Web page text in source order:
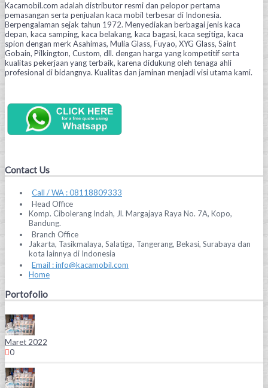
Kacamobil.com adalah distributor resmi dan pelopor pertama
pemasangan serta penjualan kaca mobil terbesar di Indonesia.
Berpengalaman sejak tahun 1972. Menyediakan berbagai jenis kaca
depan, kaca samping, kaca belakang, kaca bagasi, kaca segitiga, kaca
spion dengan merk Asahimas, Mulia Glass, Fuyao, XYG Glass, Saint
Gobain, Pilkington, Custom, dll. dengan harga yang kompetitif serta
kualitas pekerjaan yang terbaik, karena didukung oleh tenaga ahli
profesional di bidangnya. Kualitas dan jaminan menjadi visi utama kami.
Contact Us
Call / WA : 08118809333
Head Office
Komp. Cibolerang Indah, Jl. Margajaya Raya No. 7A, Kopo,
Bandung.
Branch Office
Jakarta, Tasikmalaya, Salatiga, Tangerang, Bekasi, Surabaya dan
kota lainnya di Indonesia
Email : info@kacamobil.com
Home
Portofolio
Maret 2022
0